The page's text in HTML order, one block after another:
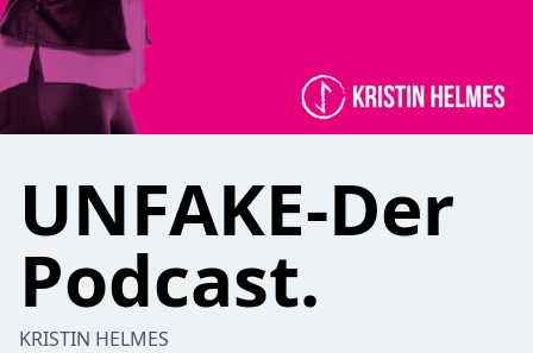
UNFAKE-Der
Podcast.
KRISTIN HELMES